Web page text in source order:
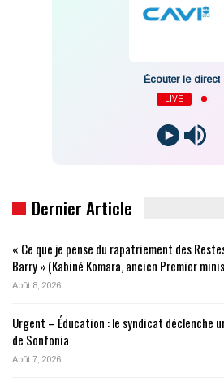
Écouter le direct
LIVE
Dernier Article
« Ce que je pense du rapatriement des
Barry » (Kabiné Komara, ancien Premier
Août 8, 2026
Urgent – Éducation : le syndicat déclenche
de Sonfonia
Août 7, 2026